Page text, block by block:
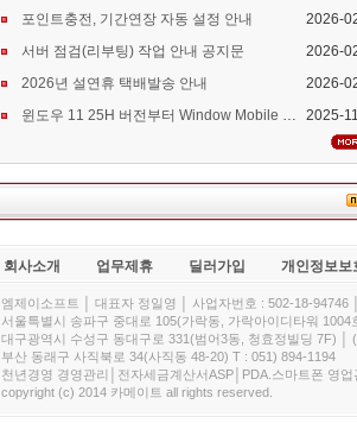
포인트충전, 기간연장 자동 설정 안내
2026-
서버 점검(리부팅) 작업 안내 공지문
2026-
2026년 설연휴 택배발송 안내
2026-
윈도우 11 25H 버전부터 Window Mobile Device Center 지원 중단 안내
2025-
회사소개 업무제휴 딜러가입 개인정보보
엠제이소프트 │ 대표자 정일영 │ 사업자번호 : 502-18-94746
서울특별시 송파구 중대로 105(가락동, 가락아이디타워
대구광역시 수성구 동대구로 331(범어3동, 청효정빌딩 7F) │
부산 동래구 사직북로 34(사직동 48-20) T : 051) 894-1194
천년경영 경영관리│전자세금계산서ASP│PDA.스마트폰 영
copyright (c) 2014 카메이트 all rights reserved.